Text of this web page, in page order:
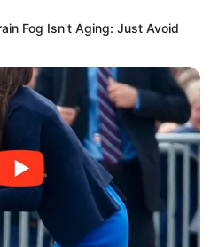
Confidence Queen
Fo​g Isn't Aging: Just Avoid